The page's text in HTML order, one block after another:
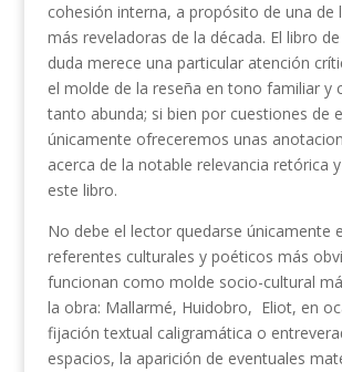
cohesión interna, a propósito de una de
más reveladoras de la década. El libro
duda merece una particular atención
el molde de la reseña en tono familiar y
tanto abunda; si bien por cuestiones de
únicamente ofreceremos unas
acerca de la notable relevancia retórica
este libro.
No debe el lector quedarse únicamente
referentes culturales y poéticos más
funcionan como molde socio-cultural
la obra: Mallarmé, Huidobro, Eliot, en
fijación textual caligramática o
espacios, la aparición de eventuales